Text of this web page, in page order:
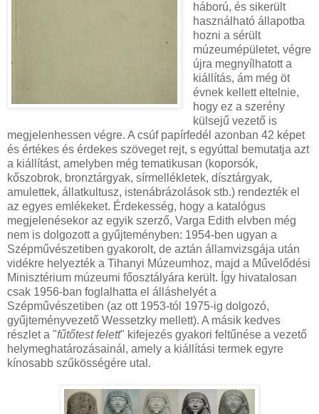
háború, és sikerült
használható állapotba
hozni a sérült
múzeumépületet, végre
újra megnyílhatott a
kiállítás, ám még öt
évnek kellett eltelnie,
hogy ez a szerény
külsejű vezető is
megjelenhessen végre. A csúf papírfedél azonban 42 képet
és értékes és érdekes szöveget rejt, s egyúttal bemutatja azt
a kiállítást, amelyben még tematikusan (koporsók,
kőszobrok, bronztárgyak, sírmellékletek, dísztárgyak,
amulettek, állatkultusz, istenábrázolások stb.) rendezték el
az egyes emlékeket. Érdekesség, hogy a katalógus
megjelenésekor az egyik szerző, Varga Edith elvben még
nem is dolgozott a gyűjteményben: 1954-ben ugyan a
Szépművészetiben gyakorolt, de aztán államvizsgája után
vidékre helyezték a Tihanyi Múzeumhoz, majd a Művelődési
Minisztérium múzeumi főosztályára került. Így hivatalosan
csak 1956-ban foglalhatta el álláshelyét a
Szépművészetiben (az ott 1953-tól 1975-ig dolgozó,
gyűjteményvezető Wessetzky mellett). A másik kedves
részlet a "fűtőtest felett" kifejezés gyakori feltűnése a vezető
helymeghatározásainál, amely a kiállítási termek egyre
kínosabb szűkösségére utal.